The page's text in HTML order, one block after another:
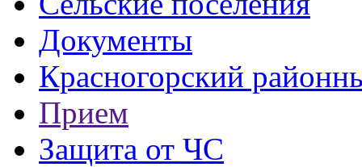
Документы
Красногорский
Прием
Защита от ЧС